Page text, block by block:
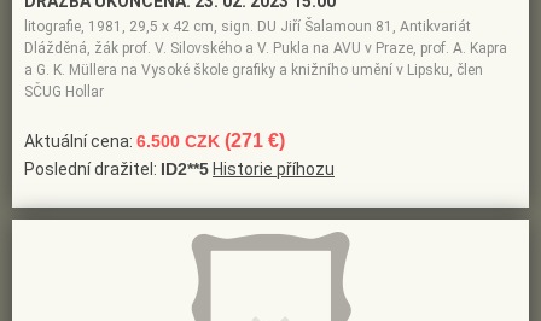
litografie, 1981, 29,5 x 42 cm, sign. DU Jiří Šalamoun 81, Antikvariát
Dlážděná, žák prof. V. Silovského a V. Pukla na AVU v Praze, prof. A. Kapra
a G. K. Müllera na Vysoké škole grafiky a knižního umění v Lipsku, člen
SČUG Hollar
Aktuální cena: 6.500 CZK (271 €)
Poslední dražitel: ID2**5Historie příhozu